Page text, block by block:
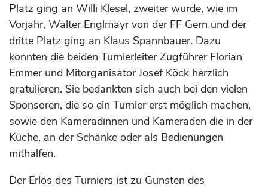
Platz ging an Willi Klesel, zweiter wurde, wie im
Vorjahr, Walter Englmayr von der FF Gern und der
dritte Platz ging an Klaus Spannbauer. Dazu
konnten die beiden Turnierleiter Zugführer Florian
Emmer und Mitorganisator Josef Köck herzlich
gratulieren. Sie bedankten sich auch bei den vielen
Sponsoren, die so ein Turnier erst möglich machen,
sowie den Kameradinnen und Kameraden die in der
Küche, an der Schänke oder als Bedienungen
mithalfen.
Der Erlös des Turniers ist zu Gunsten des